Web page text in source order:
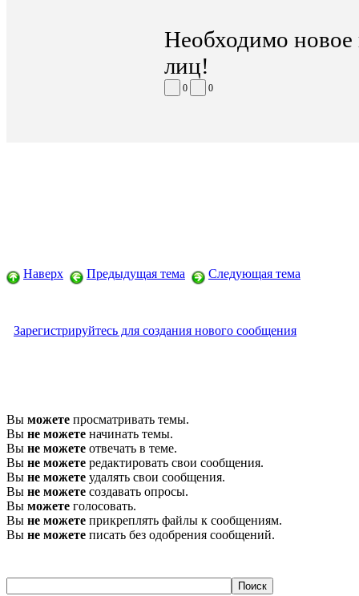
Необходимо новое
лиц!
0 0
Наверх Предыдущая тема Следующая тема
Зарегистрируйтесь для создания нового сообщения
Вы можете просматривать темы.
Вы не можете начинать темы.
Вы не можете отвечать в теме.
Вы не можете редактировать свои сообщения.
Вы не можете удалять свои сообщения.
Вы не можете создавать опросы.
Вы можете голосовать.
Вы не можете прикреплять файлы к сообщениям.
Вы не можете писать без одобрения сообщений.